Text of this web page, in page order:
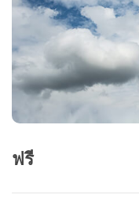
ฟรี